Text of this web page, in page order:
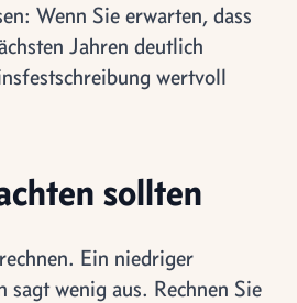
Wenn Sie erwarten, dass
Jahren deutlich
wertvoll
sollten
Ein niedriger
sagt wenig aus. Rechnen Sie